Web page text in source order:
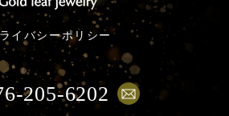
イバシーポリシー
205-6202